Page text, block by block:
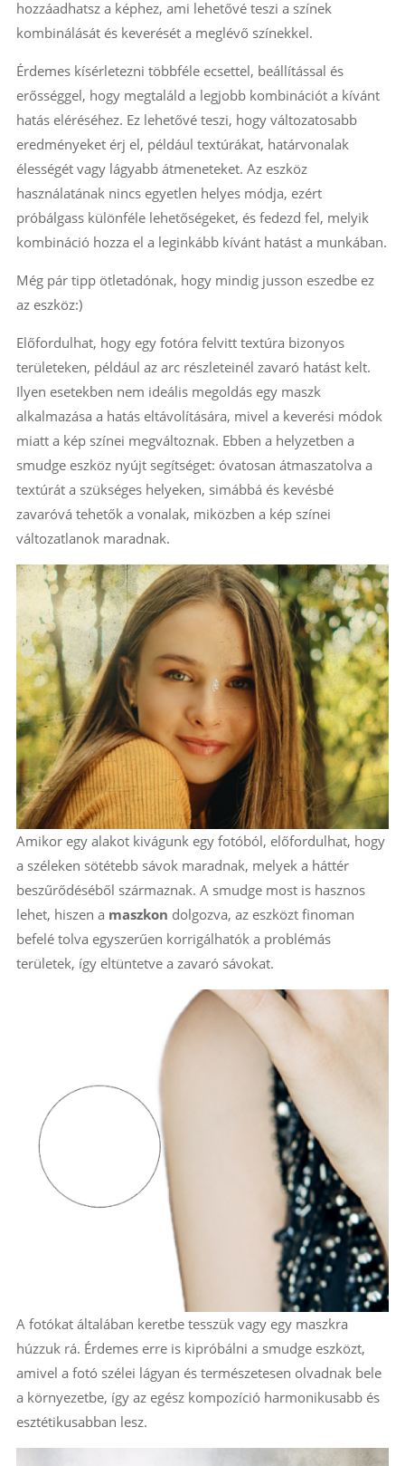
hozzáadhatsz a képhez, ami lehetővé teszi a színek
kombinálását és keverését a meglévő színekkel.
Érdemes kísérletezni többféle ecsettel, beállítással és
erősséggel, hogy megtaláld a legjobb kombinációt a kívánt
hatás eléréséhez. Ez lehetővé teszi, hogy változatosabb
eredményeket érj el, például textúrákat, határvonalak
élességét vagy lágyabb átmeneteket. Az eszköz
használatának nincs egyetlen helyes módja, ezért
próbálgass különféle lehetőségeket, és fedezd fel, melyik
kombináció hozza el a leginkább kívánt hatást a munkában.
Még pár tipp ötletadónak, hogy mindig jusson eszedbe ez
az eszköz:)
Előfordulhat, hogy egy fotóra felvitt textúra bizonyos
területeken, például az arc részleteinél zavaró hatást kelt.
Ilyen esetekben nem ideális megoldás egy maszk
alkalmazása a hatás eltávolítására, mivel a keverési módok
miatt a kép színei megváltoznak. Ebben a helyzetben a
smudge eszköz nyújt segítséget: óvatosan átmaszatolva a
textúrát a szükséges helyeken, simábbá és kevésbé
zavaróvá tehetők a vonalak, miközben a kép színei
változatlanok maradnak.
Amikor egy alakot kivágunk egy fotóból, előfordulhat, hogy
a széleken sötétebb sávok maradnak, melyek a háttér
beszűrődéséből származnak. A smudge most is hasznos
lehet, hiszen a maszkon dolgozva, az eszközt finoman
befelé tolva egyszerűen korrigálhatók a problémás
területek, így eltüntetve a zavaró sávokat.
A fotókat általában keretbe tesszük vagy egy maszkra
húzzuk rá. Érdemes erre is kipróbálni a smudge eszközt,
amivel a fotó szélei lágyan és természetesen olvadnak bele
a környezetbe, így az egész kompozíció harmonikusabb és
esztétikusabban lesz.